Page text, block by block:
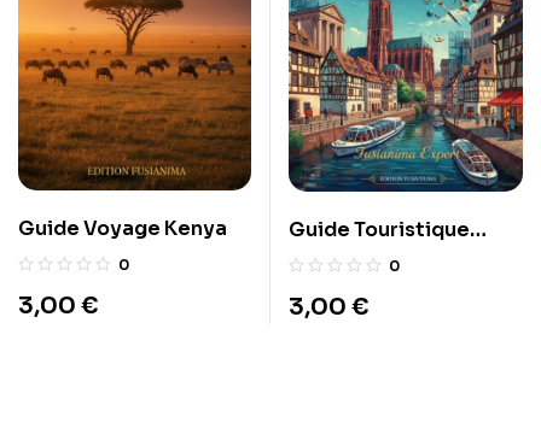
Guide Voyage Kenya
0
3,00 €
Guide Touristique
musées gratuits
0
3,00 €